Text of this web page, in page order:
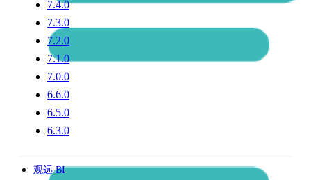
7.4.0
7.3.0
7.2.0
7.1.0
7.0.0
6.6.0
6.5.0
6.3.0
观远 BI